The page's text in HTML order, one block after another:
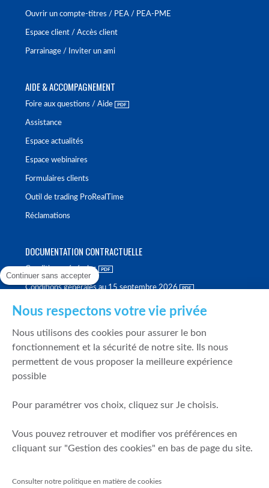
Ouvrir un compte-titres / PEA / PEA-PME
Espace client / Accès client
Parrainage / Inviter un ami
AIDE & ACCOMPAGNEMENT
Foire aux questions / Aide
Assistance
Espace actualités
Espace webinaires
Formulaires clients
Outil de trading ProRealTime
Réclamations
DOCUMENTATION CONTRACTUELLE
Conditions générales
Conditions générales au 15 septembre 2026
Politique de meilleure sélection
Politique de durabilité
Fonds de garantie des dépôts et de résolution
Mentions légales
Prévention de la fraude
Continuer sans accepter
Nous respectons votre vie privée
Nous utilisons des cookies pour assurer le bon
fonctionnement et la sécurité de notre site. Ils nous
permettent de vous proposer la meilleure expérience
possible
Pour paramétrer vos choix, cliquez sur Je choisis.
Vous pouvez retrouver et modifier vos préférences en
cliquant sur "Gestion des cookies" en bas de page du site.
Consulter notre politique en matière de cookies